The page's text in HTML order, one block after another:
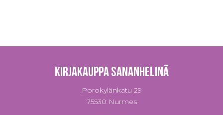
Kirjakauppa Sananhelinä
Porokylänkatu 29
75530 Nurmes